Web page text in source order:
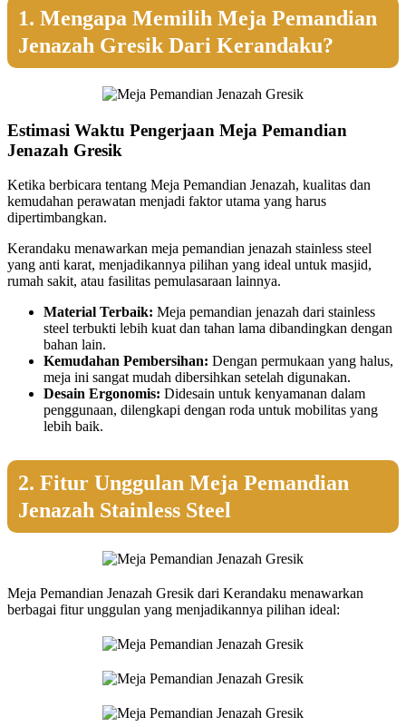
1. Mengapa Memilih Meja Pemandian
Jenazah Gresik Dari Kerandaku?
Estimasi Waktu Pengerjaan Meja Pemandian
Jenazah Gresik
Ketika berbicara tentang Meja Pemandian Jenazah, kualitas dan
kemudahan perawatan menjadi faktor utama yang harus
dipertimbangkan.
Kerandaku menawarkan meja pemandian jenazah stainless steel
yang anti karat, menjadikannya pilihan yang ideal untuk masjid,
rumah sakit, atau fasilitas pemulasaraan lainnya.
Material Terbaik: Meja pemandian jenazah dari stainless
steel terbukti lebih kuat dan tahan lama dibandingkan dengan
bahan lain.
Kemudahan Pembersihan: Dengan permukaan yang halus,
meja ini sangat mudah dibersihkan setelah digunakan.
Desain Ergonomis: Didesain untuk kenyamanan dalam
penggunaan, dilengkapi dengan roda untuk mobilitas yang
lebih baik.
2. Fitur Unggulan Meja Pemandian
Jenazah Stainless Steel
Meja Pemandian Jenazah Gresik dari Kerandaku menawarkan
berbagai fitur unggulan yang menjadikannya pilihan ideal: